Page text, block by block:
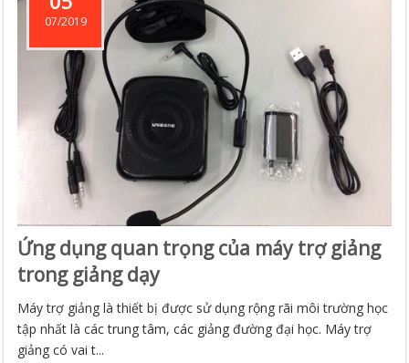
07/2019
Ứng dụng quan trọng của máy trợ giảng
trong giảng dạy
Máy trợ giảng là thiết bị được sử dụng rộng rãi môi trường học
tập nhất là các trung tâm, các giảng đường đại học. Máy trợ
giảng có vai t...